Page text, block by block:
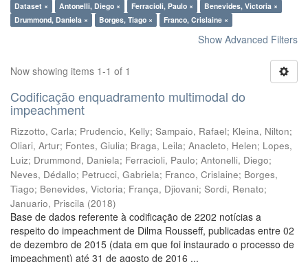
Dataset ×
Antonelli, Diego × Ferracioli, Paulo ×
Benevides, Victoria ×
Drummond, Daniela ×
Borges, Tiago × Franco, Crislaine ×
Show Advanced Filters
Now showing items 1-1 of 1
Codificação enquadramento multimodal do
impeachment
Rizzotto, Carla; Prudencio, Kelly; Sampaio, Rafael; Kleina, Nilton;
Oliari, Artur; Fontes, Giulia; Braga, Leila; Anacleto, Helen; Lopes,
Luiz; Drummond, Daniela; Ferracioli, Paulo; Antonelli, Diego;
Neves, Dédallo; Petrucci, Gabriela; Franco, Crislaine; Borges,
Tiago; Benevides, Victoria; França, Djiovani; Sordi, Renato;
Januario, Priscila (2018)
Base de dados referente à codificação de 2202 notícias a
respeito do impeachment de Dilma Rousseff, publicadas entre 02
de dezembro de 2015 (data em que foi instaurado o processo de
impeachment) até 31 de agosto de 2016 ...